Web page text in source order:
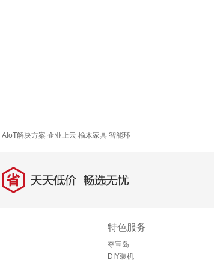
AIoT解决方案 企业上云 榆木家具 智能环
省 天天低价，畅选无忧
特色服务
夺宝岛
DIY装机